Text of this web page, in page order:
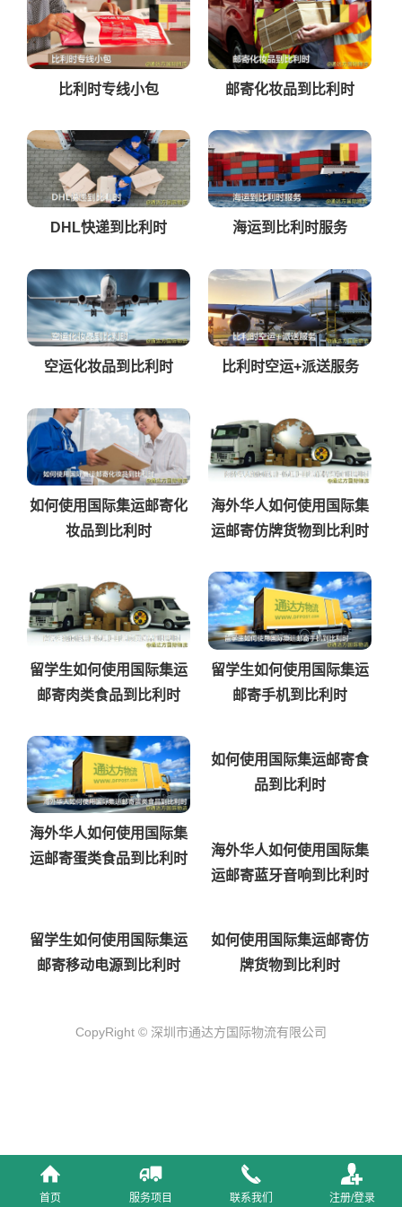
比利时专线小包 邮寄化妆品到比利时
DHL快递到比利时 海运到比利时服务
空运化妆品到比利时 比利时空运+派送服务
如何使用国际集运邮寄化
妆品到比利时
海外华人如何使用国际集
运邮寄仿牌货物到比利时
留学生如何使用国际集运
邮寄肉类食品到比利时
留学生如何使用国际集运
邮寄手机到比利时
海外华人如何使用国际集
运邮寄蛋类食品到比利时
如何使用国际集运邮寄食
品到比利时
海外华人如何使用国际集
运邮寄蓝牙音响到比利时
留学生如何使用国际集运
邮寄移动电源到比利时
如何使用国际集运邮寄仿
牌货物到比利时
CopyRight © 深圳市通达方国际物流有限公司
首页 服务项目 联系我们 注册/登录